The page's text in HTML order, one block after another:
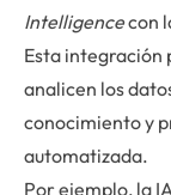
Intelligencecon
Esta integración
analicen los
conocimiento y
automatizada.
Por ejemplo, la